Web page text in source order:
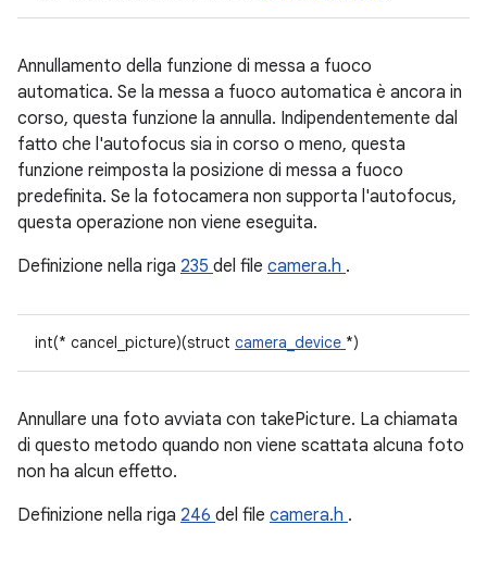
Annullamento della funzione di messa a fuoco
automatica. Se la messa a fuoco automatica è ancora in
corso, questa funzione la annulla. Indipendentemente dal
fatto che l'autofocus sia in corso o meno, questa
funzione reimposta la posizione di messa a fuoco
predefinita. Se la fotocamera non supporta l'autofocus,
questa operazione non viene eseguita.
Definizione nella riga 235 del file camera.h .
int(* cancel_picture)(struct camera_device *)
Annullare una foto avviata con takePicture. La chiamata
di questo metodo quando non viene scattata alcuna foto
non ha alcun effetto.
Definizione nella riga 246 del file camera.h .